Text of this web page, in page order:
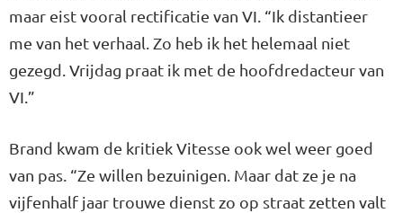
maar eist vooral rectificatie van VI. “Ik distantieer
me van het verhaal. Zo heb ik het helemaal niet
gezegd. Vrijdag praat ik met de hoofdredacteur van
VI.”
Brand kwam de kritiek Vitesse ook wel weer goed
van pas. “Ze willen bezuinigen. Maar dat ze je na
vijfenhalf jaar trouwe dienst zo op straat zetten valt